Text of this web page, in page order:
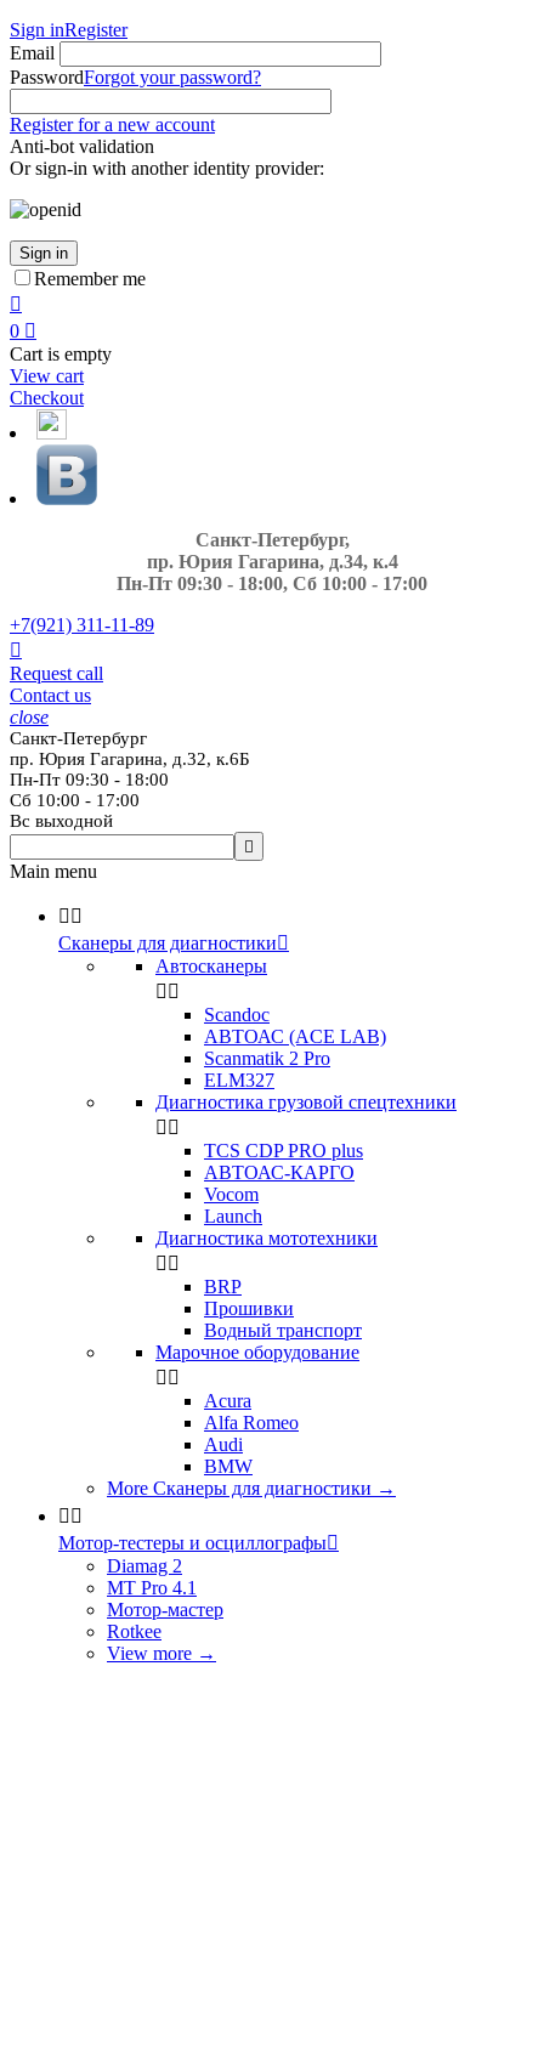
Sign inRegister
Email
PasswordForgot your password?
Register for a new account
Anti-bot validation
Or sign-in with another identity provider:
Sign in
Remember me

0 
Cart is empty
View cart
Checkout
Санкт-Петербург,
пр. Юрия Гагарина, д.34, к.4
Пн-Пт 09:30 - 18:00, Сб 10:00 - 17:00
+7(921) 311-11-89

Request call
Contact us
close
Санкт-Петербург
пр. Юрия Гагарина, д.32, к.6Б
Пн-Пт 09:30 - 18:00
Сб 10:00 - 17:00
Вс выходной

Main menu
 
Сканеры для диагностики
Автосканеры
 
Scandoc
АВТОАС (ACE LAB)
Scanmatik 2 Pro
ELM327
Диагностика грузовой спецтехники
 
TCS CDP PRO plus
АВТОАС-КАРГО
Vocom
Launch
Диагностика мототехники
 
BRP
Прошивки
Водный транспорт
Марочное оборудование
 
Acura
Alfa Romeo
Audi
BMW
More Сканеры для диагностики →
 
Мотор-тестеры и осциллографы
Diamag 2
MT Pro 4.1
Мотор-мастер
Rotkee
View more →